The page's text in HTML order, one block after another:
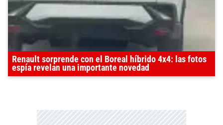
Renault sorprende con el Boreal híbrido 4x4: las fotos
espía revelan una importante novedad